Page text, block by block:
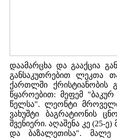
დაამარცხა და გააქცია
განსაკუთრებით ლეკთა
ქართლში ქრისტიანობის
წყაროებით: მეფემ
წელსა". ლეონტი მროველი
ვახუშტი ბაგრატიონის
შვენიერი. აღაშენა კე (25-
და ბაზალეთისა". მალე